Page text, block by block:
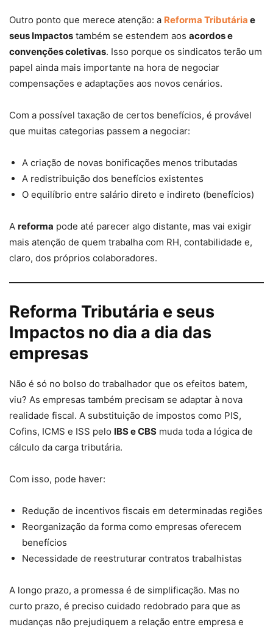
Outro ponto que merece atenção: a Reforma Tributária e
seus Impactos também se estendem aos acordos e
convenções coletivas. Isso porque os sindicatos terão um
papel ainda mais importante na hora de negociar
compensações e adaptações aos novos cenários.
Com a possível taxação de certos benefícios, é provável
que muitas categorias passem a negociar:
A criação de novas bonificações menos tributadas
A redistribuição dos benefícios existentes
O equilíbrio entre salário direto e indireto (benefícios)
A reforma pode até parecer algo distante, mas vai exigir
mais atenção de quem trabalha com RH, contabilidade e,
claro, dos próprios colaboradores.
Reforma Tributária e seus
Impactos no dia a dia das
empresas
Não é só no bolso do trabalhador que os efeitos batem,
viu? As empresas também precisam se adaptar à nova
realidade fiscal. A substituição de impostos como PIS,
Cofins, ICMS e ISS pelo IBS e CBS muda toda a lógica de
cálculo da carga tributária.
Com isso, pode haver:
Redução de incentivos fiscais em determinadas regiões
Reorganização da forma como empresas oferecem
benefícios
Necessidade de reestruturar contratos trabalhistas
A longo prazo, a promessa é de simplificação. Mas no
curto prazo, é preciso cuidado redobrado para que as
mudanças não prejudiquem a relação entre empresa e